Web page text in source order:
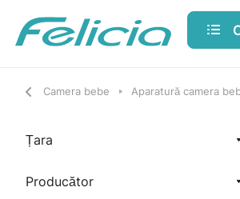
Camera bebe Aparatură camera
Țara
Producător